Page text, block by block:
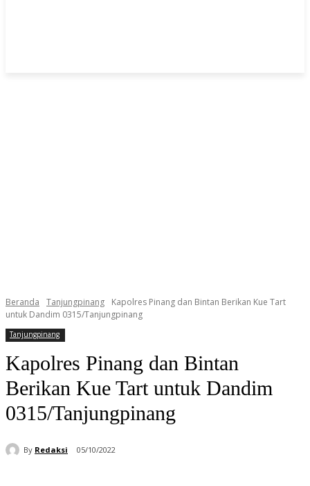
Beranda Tanjungpinang
Kapolres Pinang dan Bintan Berikan Kue Tart
untuk Dandim 0315/Tanjungpinang
Tanjungpinang
Kapolres Pinang dan Bintan
Berikan Kue Tart untuk Dandim
0315/Tanjungpinang
By Redaksi 05/10/2022